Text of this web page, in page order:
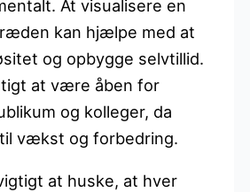
At visualisere en
kan hjælpe med at
og opbygge selvtillid.
at være åben for
og kolleger, da
vækst og forbedring.
at huske, at hver